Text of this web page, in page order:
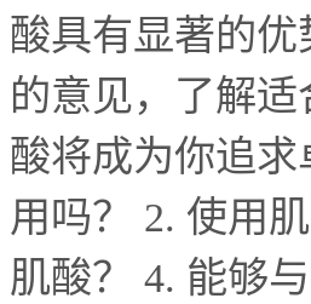
酸具有显著的
的意见，了解
酸将成为你追
用吗？ 2. 使用
肌酸？ 4. 能够